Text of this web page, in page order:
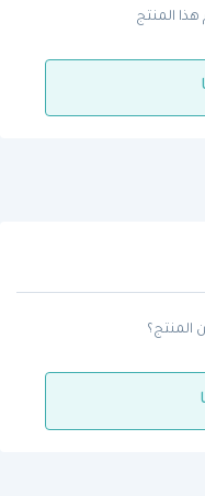
المنتج
المنتج؟